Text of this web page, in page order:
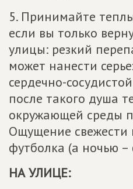
5. Принимайте
если вы только
улицы: резкий
может нанести
сердечно-
после такого душа
окружающей среды
Ощущение свежести
футболка (а ночью –
НА УЛИЦЕ: